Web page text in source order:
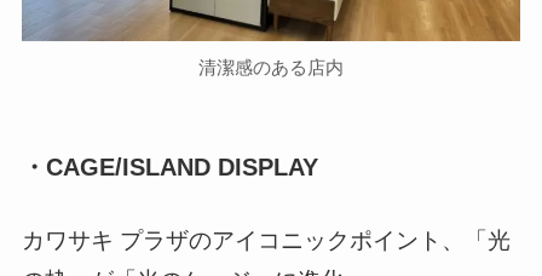
清潔感のある店内
・CAGE/ISLAND DISPLAY
カワサキ プラザのアイコニックポイント、「光